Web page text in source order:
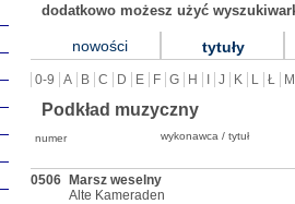
dodatkowo możesz użyć
nowości tytuły
0-9 A B C D E F G H J K L Ł M
Podkład muzyczny
numer wykonawca / tytuł
0506
Marsz weselny
Alte Kameraden